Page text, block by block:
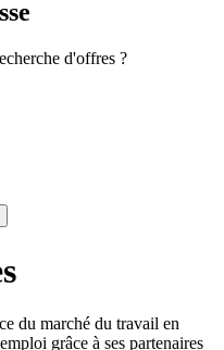
d'offres ?
du marché du travail en
grâce à ses partenaires